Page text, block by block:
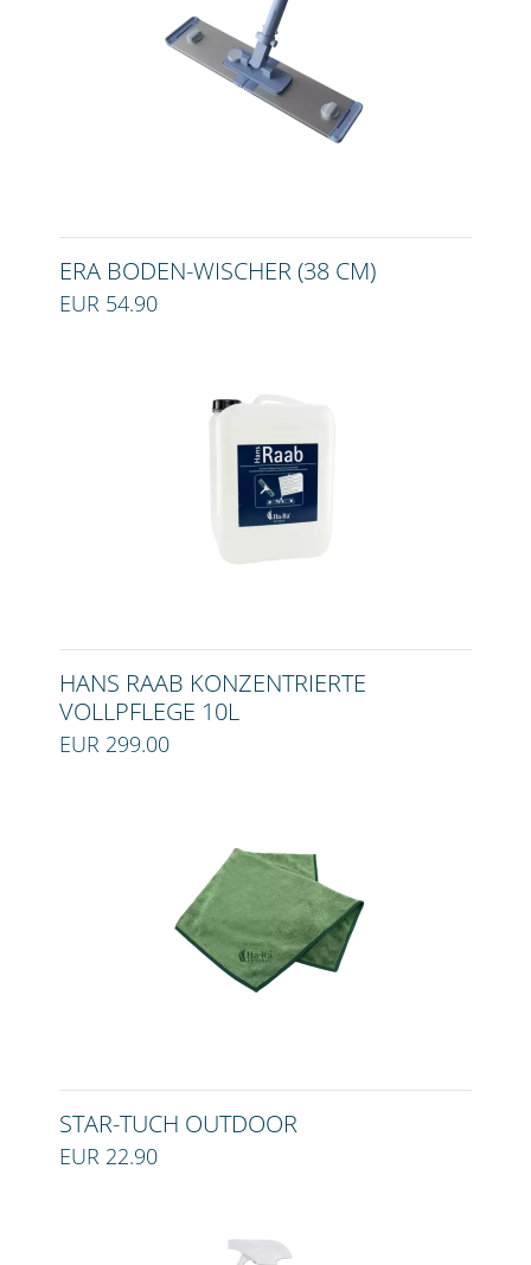
ERA BODEN-WISCHER (38 CM)
EUR 54.90
HANS RAAB KONZENTRIERTE
VOLLPFLEGE 10L
EUR 299.00
STAR-TUCH OUTDOOR
EUR 22.90